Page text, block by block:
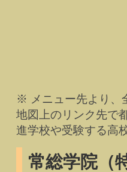
※ メニュー先より、
地図上のリンク先で
進学校や受験する高
常総学院（